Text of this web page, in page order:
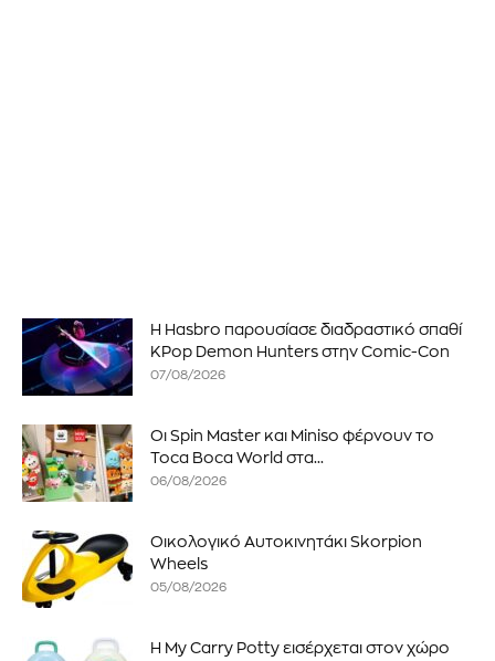
Η Hasbro παρουσίασε διαδραστικό σπαθί
KPop Demon Hunters στην Comic-Con
07/08/2026
Οι Spin Master και Miniso φέρνουν το
Toca Boca World στα...
06/08/2026
Οικολογικό Αυτοκινητάκι Skorpion
Wheels
05/08/2026
Η My Carry Potty εισέρχεται στον χώρο